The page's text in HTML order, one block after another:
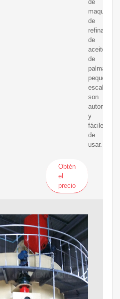
de
maquinaria
de
refinación
de
aceite
de
palma
pequeña
escala
son
y
fáciles
de
usar.
Obtén
el
precio